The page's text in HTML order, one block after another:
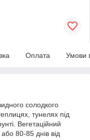
Оплата Умови
солодкого
тунелях під
Вегетаційний
80-85 днів від